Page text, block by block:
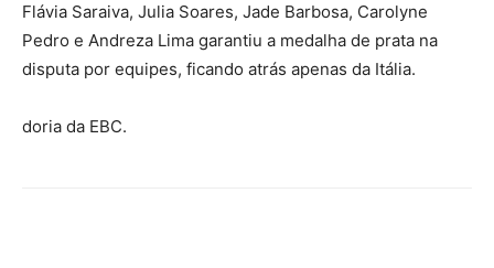
Flávia Saraiva, Julia Soares, Jade Barbosa, Carolyne
Pedro e Andreza Lima garantiu a medalha de prata na
disputa por equipes, ficando atrás apenas da Itália.
doria da EBC.